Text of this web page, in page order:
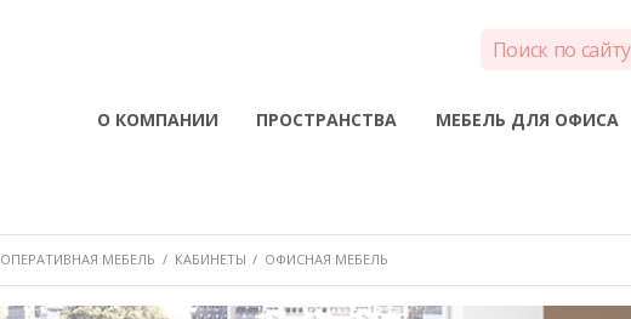
О КОМПАНИИ ПРОСТРАНСТВА МЕБЕЛЬ ДЛЯ ОФИСА
ОПЕРАТИВНАЯ МЕБЕЛЬ / КАБИНЕТЫ / ОФИСНАЯ МЕБЕЛЬ